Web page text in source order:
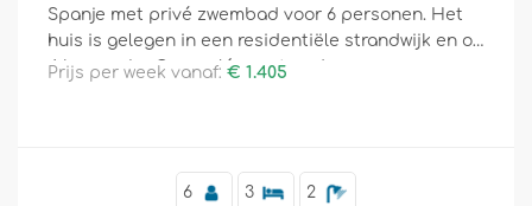
Spanje met privé zwembad voor 6 personen. Het
huis is gelegen in een residentiële strandwijk en op
4 km van La Grava, Jávea strand.
Prijs per week vanaf: € 1.405
6 3 2